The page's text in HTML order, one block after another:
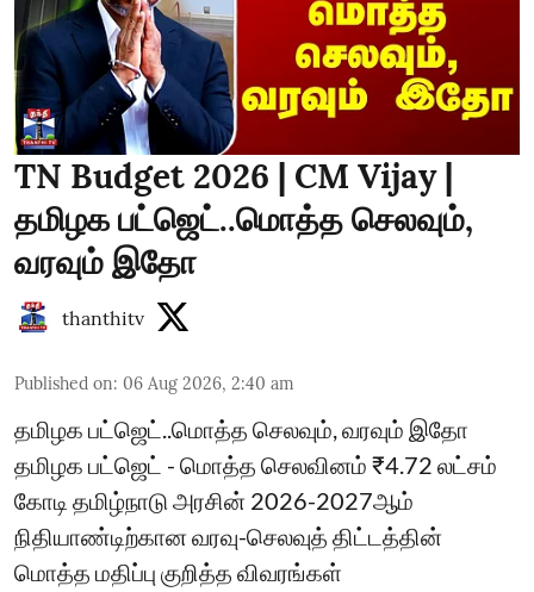
TN Budget 2026 | CM Vijay |
தமிழக பட்ஜெட்..மொத்த செலவும்,
வரவும் இதோ
thanthitv
Published on: 06 Aug 2026, 2:40 am
தமிழக பட்ஜெட்..மொத்த செலவும், வரவும் இதோ
தமிழக பட்ஜெட் - மொத்த செலவினம் ₹4.72 லட்சம்
கோடி தமிழ்நாடு அரசின் 2026-2027ஆம்
நிதியாண்டிற்கான வரவு-செலவுத் திட்டத்தின்
மொத்த மதிப்பு குறித்த விவரங்கள்